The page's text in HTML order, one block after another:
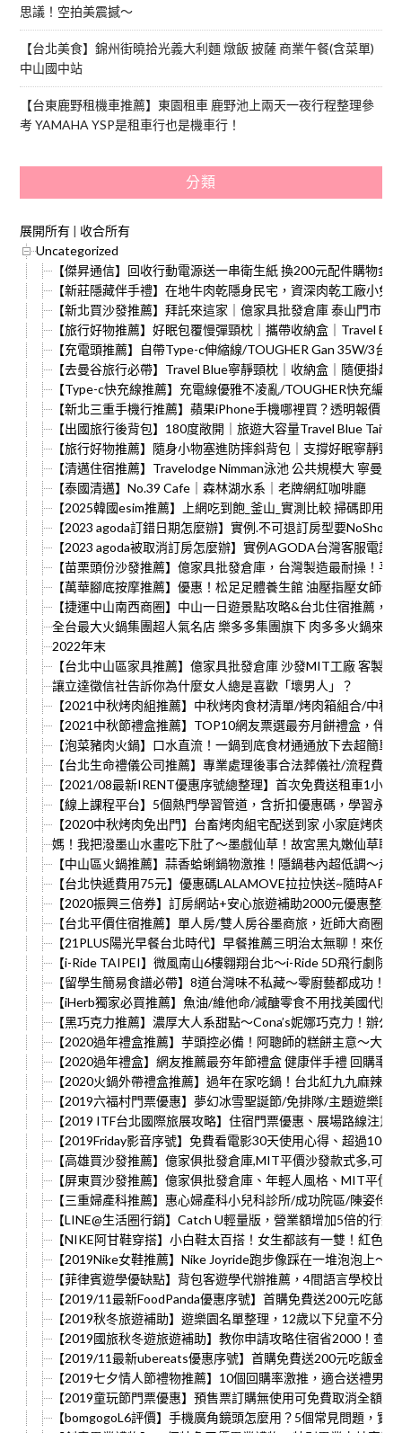
思議！空拍美震撼～
【台北美食】錦州街曉拾光義大利麵 燉飯 披薩 商業午餐(含菜單)
中山國中站
【台東鹿野租機車推薦】東園租車 鹿野池上兩天一夜行程整理參
考 YAMAHA YSP是租車行也是機車行！
分類
展開所有 | 收合所有
Uncategorized
【傑昇通信】回收行動電源送一串衛生紙 換200元配件購物金
【新莊隱藏伴手禮】在地牛肉乾隱身民宅，資深肉乾工廠小兔
【新北買沙發推薦】拜託來這家｜億家具批發倉庫 泰山門市
【旅行好物推薦】好眠包覆慢彈頸枕｜攜帶收納盒｜Travel
【充電頭推薦】自帶Type-c伸縮線/TOUGHER Gan 35W/3台
【去曼谷旅行必帶】Travel Blue寧靜頸枕｜收納盒｜隨便掛超
【Type-c快充線推薦】充電線優雅不凌亂/TOUGHER快充編
【新北三重手機行推薦】蘋果iPhone手機哪裡買？透明報價
【出國旅行後背包】180度敞開｜旅遊大容量Travel Blue
【旅行好物推薦】隨身小物塞進防摔斜背包｜支撐好眠寧靜頸
【清邁住宿推薦】Travelodge Nimman泳池 公共規模大 寧曼彩
【泰國清邁】No.39 Cafe｜森林湖水系｜老牌網紅咖啡廳
【2025韓國esim推薦】上網吃到飽_釜山_實測比較 掃碼即用
【2023 agoda訂錯日期怎麼辦】實例.不可退訂房型要
【2023 agoda被取消訂房怎麼辦】實例AGODA台灣客服電話
【苗栗頭份沙發推薦】億家具批發倉庫，台灣製造最耐操！平
【萬華腳底按摩推薦】優惠！松足足體養生館 油壓指壓女師
【捷運中山南西商圈】中山一日遊景點攻略&台北住宿推薦，
全台最大火鍋集團超人氣名店 樂多多集團旗下 肉多多火鍋來桃
2022年末
【台北中山區家具推薦】億家具批發倉庫 沙發MIT工廠 客製
讓立達徵信社告訴你為什麼女人總是喜歡「壞男人」？
【2021中秋烤肉組推薦】中秋烤肉食材清單/烤肉箱組合/中秋
【2021中秋節禮盒推薦】TOP10網友票選最夯月餅禮盒，伴
【泡菜豬肉火鍋】口水直流！一鍋到底食材通通放下去超簡單
【台北生命禮儀公司推薦】專業處理後事合法葬儀社/流程費
【2021/08最新IRENT優惠序號總整理】首次免費送租車1小
【線上課程平台】5個熱門學習管道，含折扣優惠碼，學習永
【2020中秋烤肉免出門】台畜烤肉組宅配送到家 小家庭烤肉食
媽！我把潑墨山水畫吃下肚了～墨戲仙草！故宮黑丸嫩仙草聯
【中山區火鍋推薦】蒜香蛤蜊鍋物激推！隱鍋巷內超低調～走
【台北快遞費用75元】優惠碼LALAMOVE拉拉快送~隨時APP
【2020振興三倍券】訂房網站+安心旅遊補助2000元優惠整理
【台北平價住宿推薦】單人房/雙人房谷墨商旅，近師大商圈/
【21PLUS陽光早餐台北時代】早餐推薦三明治太無聊！來份
【i-Ride TAIPEI】微風南山6樓翱翔台北～i-Ride 5D飛行劇院
【留學生簡易食譜必帶】8道台灣味不私藏～零廚藝都成功！
【iHerb獨家必買推薦】魚油/維他命/減醣零食不用找美國代購
【黑巧克力推薦】濃厚大人系甜點～Cona’s妮娜巧克力！辦
【2020過年禮盒推薦】芋頭控必備！阿聰師的糕餅主意～大
【2020過年禮盒】網友推薦最夯年節禮盒 健康伴手禮 回購率
【2020火鍋外帶禮盒推薦】過年在家吃鍋！台北紅九九麻辣鍋
【2019六福村門票優惠】夢幻冰雪聖誕節/免排隊/主題遊樂園
【2019 ITF台北國際旅展攻略】住宿門票優惠、展場路線注
【2019Friday影音序號】免費看電影30天使用心得、超過
【高雄買沙發推薦】億家俱批發倉庫,MIT平價沙發款式多,可
【屏東買沙發推薦】億家俱批發倉庫、年輕人風格、MIT平價
【三重婦產科推薦】惠心婦產科小兒科診所/成功院區/陳姿伶
【LINE@生活圈行銷】Catch U輕量版，營業額增加5倍的行
【NIKE阿甘鞋穿搭】小白鞋太百搭！女生都該有一雙！紅色
【2019Nike女鞋推薦】Nike Joyride跑步像踩在一堆泡泡上～
【菲律賓遊學優缺點】背包客遊學代辦推薦，4間語言學校比
【2019/11最新FoodPanda優惠序號】首購免費送200元吃飯
【2019秋冬旅遊補助】遊樂園名單整理，12歲以下兒童不分
【2019國旅秋冬遊旅遊補助】教你申請攻略住宿省2000！查
【2019/11最新ubereats優惠序號】首購免費送200元吃飯金
【2019七夕情人節禮物推薦】10個回購率激推，適合送禮男
【2019童玩節門票優惠】預售票訂購無使用可免費取消全額
【bomgogoL6評價】手機廣角鏡頭怎麼用？5個常見問題，實